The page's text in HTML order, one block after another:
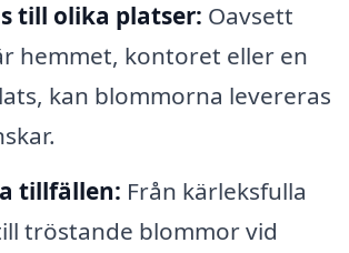
till olika platser: Oavsett
hemmet, kontoret eller en
kan blommorna levereras
tillfällen: Från kärleksfulla
tröstande blommor vid